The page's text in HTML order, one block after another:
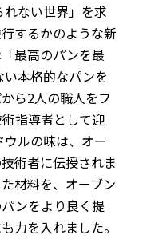
ない世界」を求
するかのような新
最高のパンを最
本格的なパンを
ら2人の職人をフ
指導者として迎
ルの味は、オー
術者に伝授されま
材料を、オーブン
ンをより良く提
力を入れました。